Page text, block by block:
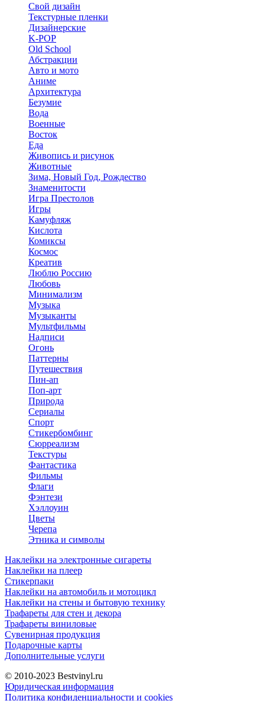
Свой дизайн
Текстурные пленки
Дизайнерские
K-POP
Old School
Абстракции
Авто и мото
Аниме
Архитектура
Безумие
Вода
Военные
Восток
Еда
Живопись и рисунок
Животные
Зима, Новый Год, Рождество
Знаменитости
Игра Престолов
Игры
Камуфляж
Кислота
Комиксы
Космос
Креатив
Люблю Россию
Любовь
Минимализм
Музыка
Музыканты
Мультфильмы
Надписи
Огонь
Паттерны
Путешествия
Пин-ап
Поп-арт
Природа
Сериалы
Спорт
Стикербомбинг
Сюрреализм
Текстуры
Фантастика
Фильмы
Флаги
Фэнтези
Хэллоуин
Цветы
Черепа
Этника и символы
Наклейки на электронные сигареты
Наклейки на плеер
Стикерпаки
Наклейки на автомобиль и мотоцикл
Наклейки на стены и бытовую технику
Трафареты для стен и декора
Трафареты виниловые
Сувенирная продукция
Подарочные карты
Дополнительные услуги
© 2010-2023 Bestvinyl.ru
Юридическая информация
Политика конфиденциальности и cookies